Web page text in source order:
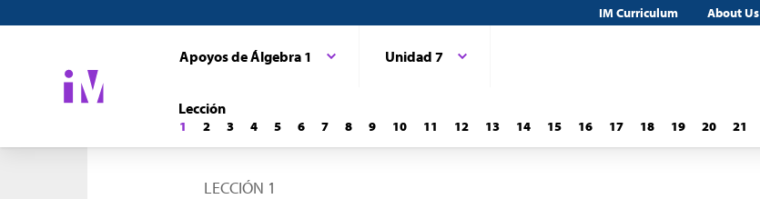
IM Curriculum About Us
Apoyos de Álgebra 1 Unidad 7
Lección
1 2 3 4 5 6 7 8 9 10 11 12 13 14 15 16 17 18 19 20 21
LECCIÓN 1